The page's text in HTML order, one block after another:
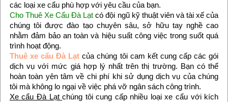
các loại xe cẩu phù hợp với yêu cầu của bạn.
Cho Thuê Xe Cẩu Đà Lạt có đội ngũ kỹ thuật viên và tài xế của
chúng tôi được đào tạo chuyên sâu, sở hữu tay nghề cao
nhằm đảm bảo an toàn và hiệu suất công việc trong suốt quá
trình hoạt động.
Thuê xe cẩu Đà Lạt của chúng tôi cam kết cung cấp các gói
dịch vụ với mức giá hợp lý nhất trên thị trường. Bạn có thể
hoàn toàn yên tâm về chi phí khi sử dụng dịch vụ của chúng
tôi mà không lo ngại về việc phá vỡ ngân sách công trình.
Xe cẩu Đà Lạtchúng tôi cung cấp nhiều loại xe cẩu với kích